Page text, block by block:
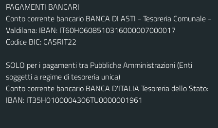
PAGAMENTI BANCARI
Conto corrente bancario BANCA DI ASTI - Tesoreria Comunale -
Valdilana: IBAN: IT60H0608510316000007000017
Codice BIC: CASRIT22
SOLO per i pagamenti tra Pubbliche Amministrazioni (Enti
soggetti a regime di tesoreria unica)
Conto corrente bancario BANCA D'ITALIA Tesoreria dello Stato:
IBAN: IT35H0100004306TU0000001961